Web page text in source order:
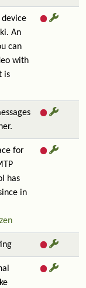
An
can
with
is
for
has
in